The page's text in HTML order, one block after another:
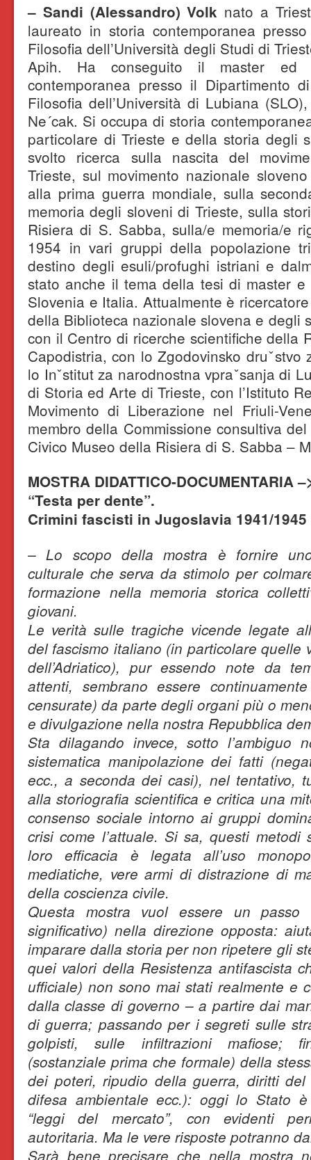
– Sandi (Alessandro) Volk nato a
laureato in storia contemporanea
Filosofia dell’Università degli Studi di
Apih. Ha conseguito il master
contemporanea presso il Dipartimento
Filosofia dell’Università di Lubiana
Ne´cak. Si occupa di storia
particolare di Trieste e della storia degli
svolto ricerca sulla nascita del
Trieste, sul movimento nazionale
alla prima guerra mondiale, sulla
memoria degli sloveni di Trieste, sulla
Risiera di S. Sabba, sulla/e memoria/e
1954 in vari gruppi della popolazione
destino degli esuli/profughi istriani e
stato anche il tema della tesi di master
Slovenia e Italia. Attualmente è
della Biblioteca nazionale slovena e degli
con il Centro di ricerche scientifiche della
Capodistria, con lo Zgodovinsko druˇstvo
lo Inˇstitut za narodnostna vpraˇsanja di
di Storia ed Arte di Trieste, con l’Istituto
Movimento di Liberazione nel Friuli-
membro della Commissione consultiva
Civico Museo della Risiera di S. Sabba –
MOSTRA DIDATTICO-DOCUMENTARIA
“Testa per dente”.
Crimini fascisti in Jugoslavia 1941/1945
– Lo scopo della mostra è fornire
culturale che serva da stimolo per
formazione nella memoria storica
giovani.
Le verità sulle tragiche vicende legate
del fascismo italiano (in particolare quelle
dell’Adriatico), pur essendo note da
attenti, sembrano essere
censurate) da parte degli organi più o
e divulgazione nella nostra Repubblica
Sta dilagando invece, sotto l’ambiguo
sistematica manipolazione dei fatti
ecc., a seconda dei casi), nel tentativo,
alla storiografia scientifica e critica una
consenso sociale intorno ai gruppi
crisi come l’attuale. Si sa, questi
loro efficacia è legata all’uso
mediatiche, vere armi di distrazione di
della coscienza civile.
Questa mostra vuol essere un passo
significativo) nella direzione opposta:
imparare dalla storia per non ripetere gli
quei valori della Resistenza antifascista
ufficiale) non sono mai stati realmente e
dalla classe di governo – a partire dai
di guerra; passando per i segreti sulle
golpisti, sulle infiltrazioni mafiose;
(sostanziale prima che formale) della
dei poteri, ripudio della guerra, diritti del
difesa ambientale ecc.): oggi lo Stato
“leggi del mercato”, con evidenti
autoritaria. Ma le vere risposte potranno
Sarà bene precisare che nella mostra